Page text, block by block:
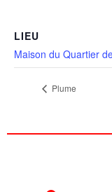
LIEU
Maison du Quartier
Plume